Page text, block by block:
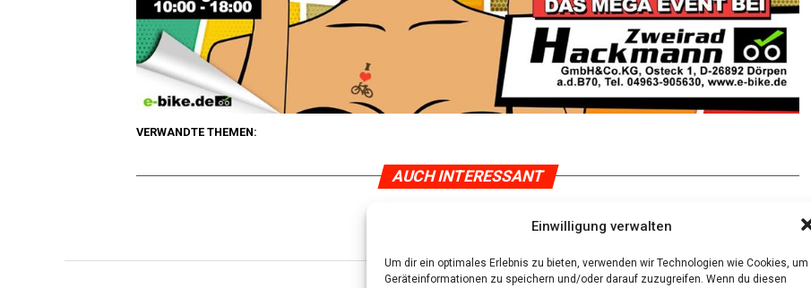
Einwilligung verwalten
Um dir ein optimales Erlebnis zu bieten, verwenden wir Technologien wie Cookies, um
Geräteinformationen zu speichern und/oder darauf zuzugreifen. Wenn du diesen
VERWANDTE THEMEN:
AUCH INTERESSANT